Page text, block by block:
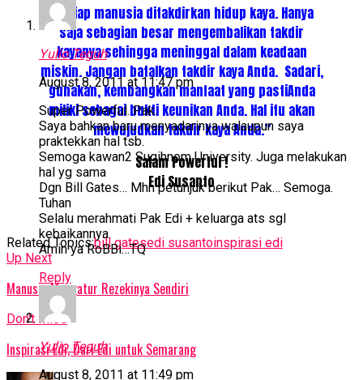
“Setiap manusia ditakdirkan hidup kaya. Hanya
saja sebagian besar mengembalikan takdir
kayanya sehingga meninggal dalam keadaan
miskin. Jangan batalkan takdir kaya Anda. Sadari,
gunakan, kembangkan manfaat yang pastiAnda
miliki sebagai bukti keunikan Anda. Hal itu akan
mewujudkan takdir kaya Anda.”
Salam Powerful !
Edi Susanto
Related Topics:bill gatesedi susantoinspirasi edi
Up Next
Manusia Mengatur Rezekinya Sendiri
Don't Miss
Inspirasi Edi, Dari Edi untuk Semarang
Yulio Teguh
August 8, 2011 at 11:47 pm
Super Powerful. Pak.
Saya bahkan baru menyadarinya walaupun saya
praktekkan hal tsb.
Semoga kawan2 Sugihnom University. Juga melakukan
hal yg sama
Dgn Bill Gates… Mhn petunjuk berikut Pak… Semoga.
Tuhan
Selalu merahmati Pak Edi + keluarga ats sgl
kebaikannya.
Amin ya RoBBi…TQ
Reply
Yulio Teguh
August 8, 2011 at 11:49 pm